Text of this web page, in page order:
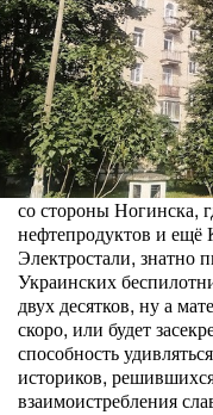
со стороны Ногинска,
нефтепродуктов и
Электростали, знатно
Украинских
двух десятков, ну а
скоро, или будет
способность
историков,
взаимоистребления